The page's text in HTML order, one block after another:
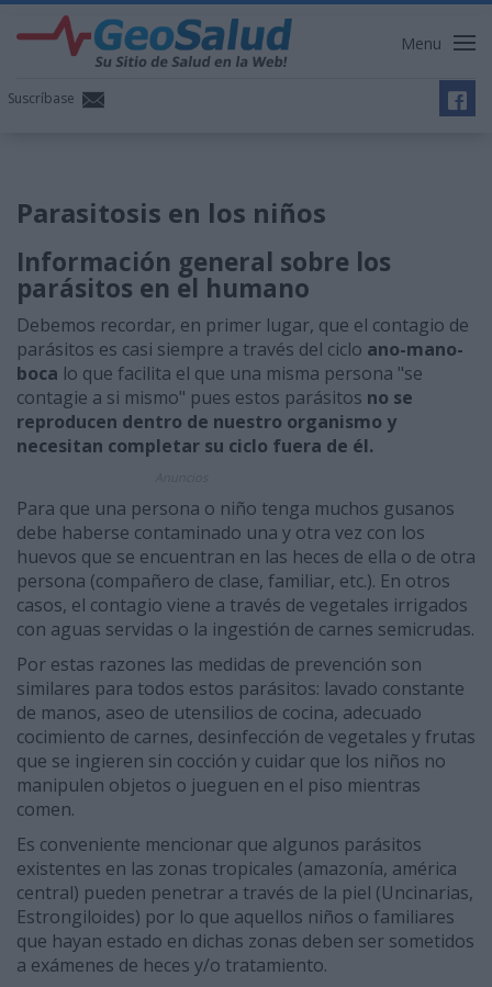
Menu
Suscríbase
Parasitosis en los niños
Información general sobre los
parásitos en el humano
Debemos recordar, en primer lugar, que el contagio de
parásitos es casi siempre a través del ciclo ano-mano-
boca lo que facilita el que una misma persona "se
contagie a si mismo" pues estos parásitos no se
reproducen dentro de nuestro organismo y
necesitan completar su ciclo fuera de él.
Para que una persona o niño tenga muchos gusanos
debe haberse contaminado una y otra vez con los
huevos que se encuentran en las heces de ella o de otra
persona (compañero de clase, familiar, etc.). En otros
casos, el contagio viene a través de vegetales irrigados
con aguas servidas o la ingestión de carnes semicrudas.
Por estas razones las medidas de prevención son
similares para todos estos parásitos: lavado constante
de manos, aseo de utensilios de cocina, adecuado
cocimiento de carnes, desinfección de vegetales y frutas
que se ingieren sin cocción y cuidar que los niños no
manipulen objetos o jueguen en el piso mientras
comen.
Es conveniente mencionar que algunos parásitos
existentes en las zonas tropicales (amazonía, américa
central) pueden penetrar a través de la piel (Uncinarias,
Estrongiloides) por lo que aquellos niños o familiares
que hayan estado en dichas zonas deben ser sometidos
a exámenes de heces y/o tratamiento.